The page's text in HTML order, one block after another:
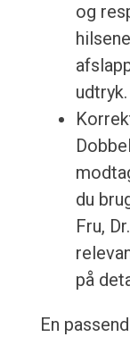
og
udtryk.
du
Fru,
på
En